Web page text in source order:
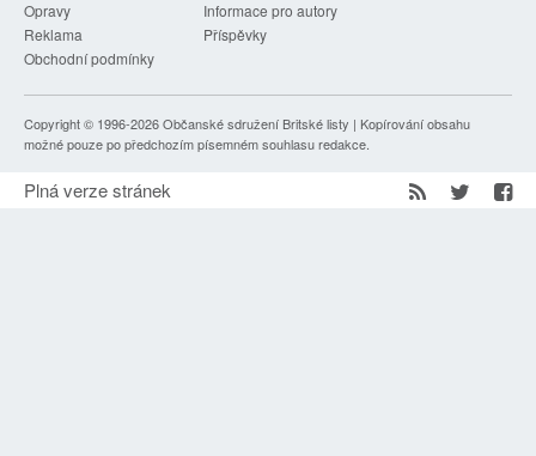
RUBRIKY
PLNÁ VERZE STRÁNEK
Opravy
Informace pro autory
Reklama
Příspěvky
Obchodní podmínky
Copyright © 1996-2026Občanské sdružení Britské listy | Kopírování obsahu
možné pouze po předchozím písemném souhlasu redakce.
Plná verze stránek